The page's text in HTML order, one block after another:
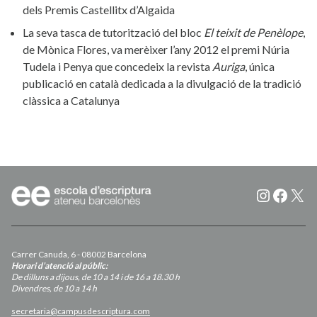
dels Premis Castellitx d’Algaida
La seva tasca de tutorització del bloc El teixit de Penèlope,
de Mònica Flores, va merèixer l’any 2012 el premi Núria
Tudela i Penya que concedeix la revista Auriga, única
publicació en català dedicada a la divulgació de la tradició
clàssica a Catalunya
X
Carrer Canuda, 6 - 08002 Barcelona
Horari d’atenció al públic:
De dilluns a dijous, de 10 a 14 i de 16 a 18.30 h
Divendres, de 10 a 14 h
secretaria@campusdescriptura.com